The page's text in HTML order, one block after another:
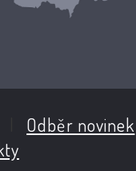
Odběr novinek